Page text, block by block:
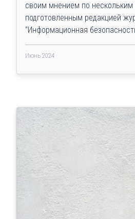
своим мнением по нескольким
подготовленным редакцией
“Информационная
Июнь 2024